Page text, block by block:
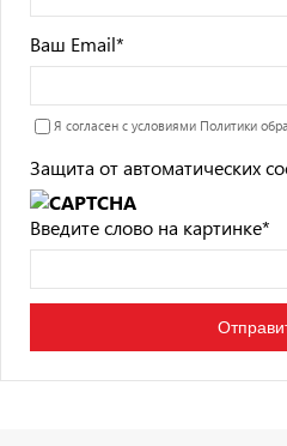
Ваш Email*
Я согласен с условиями Политики
Защита от автоматических
Введите слово на картинке*